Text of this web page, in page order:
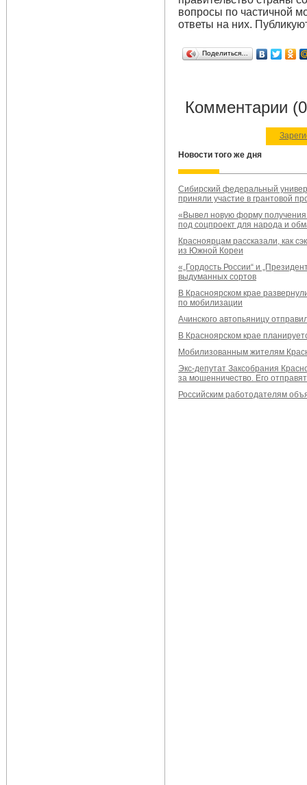
вопросы по частичной
ответы на них.
Поделиться…
Комментарии
Новости того же дня
Сибирский федеральный
приняли участие в грантовой
«Вывел новую форму
под соцпроект для народа и
Красноярцам рассказали, как
из Южной Кореи
«„Гордость России“ и
выдуманных сортов
В Красноярском крае
по мобилизации
Ачинского автопьяницу
В Красноярском крае
Мобилизованным жителям
Экс-депутат Заксобрания
за мошенничество. Его
Российским работодателям